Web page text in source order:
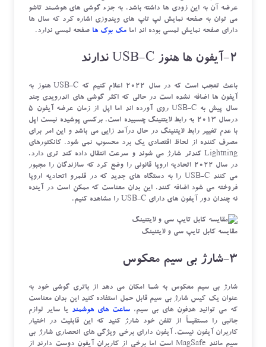
عرضه آن به این زودی ها داشته باشد. به جزء گوشی های هوشمند تاشو
می توان به صفحه نمایش لپ تاپ های ویندوزی اشاره کرد که سال ها
دارای صفحه نمایش لمسی بوده اند اما مک بوک ها صفحه لمسی ندارد.
2-آیفون ها هنوز USB-C ندارند
باعث تعجب است که در سال 2022 اعلام کنیم که USB-C هنوز به
آیفون ها اضافه نشده است در حالی که اکثر گوشی های اندرویدی چند
سال پیش به USB-C روی آورده اند اما اپل از زمان عرضه آیفون 5
درسال 2013 به رابط لایتنینگ چسبیده است. برکسی پوشیده نیست اپل
با عدم تغییر رابط لایتنینگ در حال درآمد زایی می باشد و این امر برای
مصرف کننده از لحاظ اقتصادی یک برد محسوب نمی شود. کانکتورهای
Lightning کندتر شارژ می شوند و سرعت انتقال داده کند تری دارد.
در سال 2022 اتحادیه اروپا قانونی را وضع کرد که سازندگان را مجبور
می کنند USB-C را به دستگاه های جدید که در قلمرو اتحادیه اروپا
فروخته می شود اضافه کنند. این بدان معناست که ممکن است در آینده
نه چندان دور آیفون های دارای USB-C را مشاهده کنیم.
مقایسه کابل تایپ سی و لایتنینگ
3-شارژ بی سیم معکوس
شارژ بی سیم معکوس به شما امکان می دهد از باتری گوشی خود به
عنوان یک کیس شارژ بی سیم قابل حمل استفاده کنید این بدان معناست
که می توانید هدفون های بی سیم، ساعت های هوشمند یا سایر لوازم
جانبی را مستقیماً از تلفن خود شارژ کنید که این قابلیت در اختیار
کاربران آیفون نیست. آیفون دارای برخی ویژگی های انحصاری شارژ بی
سیم مانند MagSafe است اما برخی از کاربران آیفون دوست دارند از